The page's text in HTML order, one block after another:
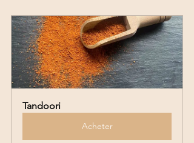
Tandoori
Acheter